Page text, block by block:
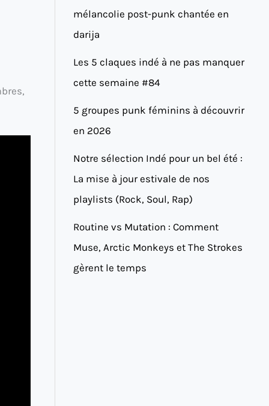
mélancolie post-punk chantée en
darija
Les 5 claques indé à ne pas manquer
cette semaine #84
5 groupes punk féminins à découvrir
en 2026
Notre sélection Indé pour un bel été :
La mise à jour estivale de nos
playlists (Rock, Soul, Rap)
Routine vs Mutation : Comment
Muse, Arctic Monkeys et The Strokes
gèrent le temps